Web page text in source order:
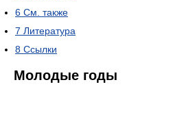
6 См. также
7 Литература
8 Ссылки
Молодые годы